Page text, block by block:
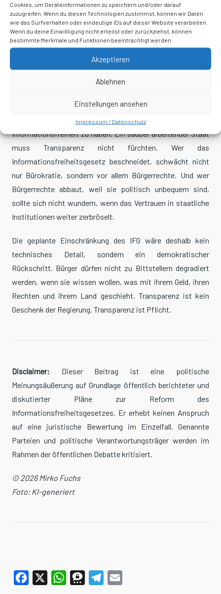
Cookies, um Geräteinformationen zu speichern und/oder darauf
zuzugreifen. Wenn du diesen Technologien zustimmst, können wir Daten
wie das Surfverhalten oder eindeutige IDs auf dieser Website verarbeiten.
Wenn du deine Einwillligung nicht erteilst oder zurückziehst, können
bestimmte Merkmale und Funktionen beeinträchtigt werden.
Akzeptieren
Ablehnen
Einstellungen ansehen
Impressum / Datenschutz
der Regierungen gern von Demokratie reden, aber Kontrolle
zunehmend als Störung empfinden. Vor Wahlen verspricht
man Transparenz, nach Wahlen erklärt man Transparenz zur
Belastung. Man nennt es Reform, meint aber eine deutliche
Einschränkung. Man spricht von Entlastung der Verwaltung,
schafft aber vor allem Entlastung für jene, die kritische
Ein starker Staat braucht keine Angst vor
Informationsfreiheit zu haben. Ein sauber arbeitender Staat
muss Transparenz nicht fürchten. Wer das
Informationsfreiheitsgesetz beschneidet, schwächt nicht
nur Bürokratie, sondern vor allem Bürgerrechte. Und wer
Bürgerrechte abbaut, weil sie politisch unbequem sind,
sollte sich nicht wundern, wenn das Vertrauen in staatliche
Institutionen weiter zerbröselt.
Die geplante Einschränkung des IFG wäre deshalb kein
technisches Detail, sondern ein demokratischer
Rückschritt. Bürger dürfen nicht zu Bittstellern degradiert
werden, wenn sie wissen wollen, was mit ihrem Geld, ihren
Rechten und ihrem Land geschieht. Transparenz ist kein
Geschenk der Regierung. Transparenz ist Pflicht.
Disclaimer: Dieser Beitrag ist eine politische
Meinungsäußerung auf Grundlage öffentlich berichteter und
diskutierter Pläne zur Reform des
Informationsfreiheitsgesetzes. Er erhebt keinen Anspruch
auf eine juristische Bewertung im Einzelfall. Genannte
Parteien und politische Verantwortungsträger werden im
Rahmen der öffentlichen Debatte kritisiert.
© 2026 Mirko Fuchs
Foto: KI-generiert
Facebook WhatsAppThreemaTelegram